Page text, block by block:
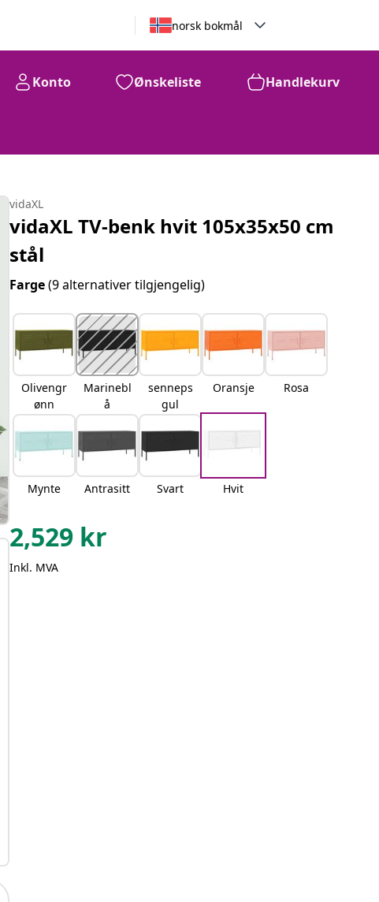
norsk bokmål
Konto Ønskeliste Handlekurv
vidaXL
vidaXL TV-benk hvit 105x35x50 cm
stål
Farge(9 alternativer tilgjengelig)
Olivengr
ønn
Marinebl
å
senneps
gul
Oransje Rosa
Mynte Antrasitt Svart Hvit
2,529 kr
Inkl. MVA